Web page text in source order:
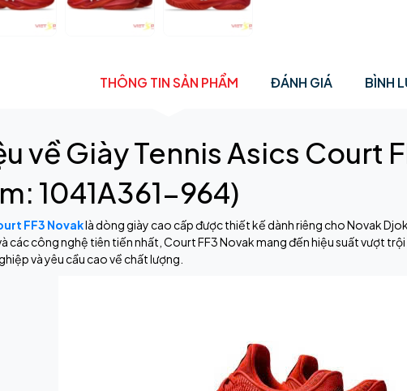
THÔNG TIN SẢN PHẨM ĐÁNH GIÁ BÌNH
về Giày Tennis Asics Court
1041A361-964)
FF3 Novaklà dòng giày cao cấp được thiết kế dành riêng cho Novak
các công nghệ tiên tiến nhất, Court FF3 Novak mang đến hiệu suất vượt
và yêu cầu cao về chất lượng.